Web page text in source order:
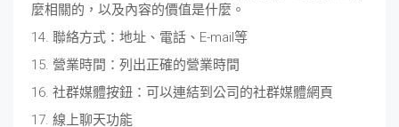
麼相關的，以及內容的價值是什麼。
14. 聯絡方式：地址、電話、E-mail等
15. 營業時間：列出正確的營業時間
16. 社群媒體按鈕：可以連結到公司的社群媒體網頁
17. 線上聊天功能